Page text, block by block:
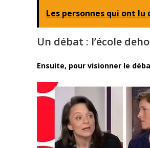
Les personnes qui ont
Un débat : l’école
Ensuite, pour visionner le